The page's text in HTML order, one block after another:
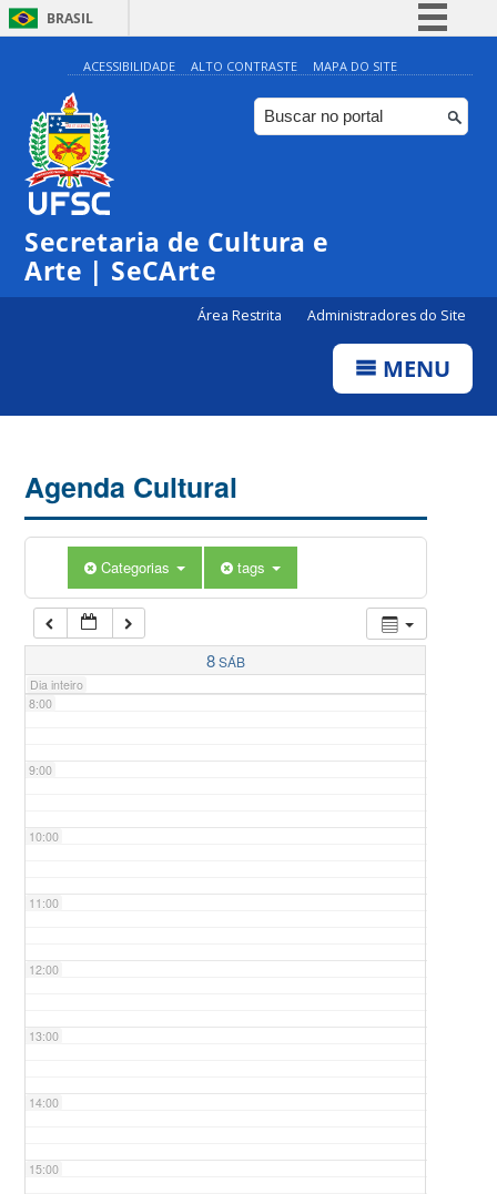
BRASIL
Simplifique!
Comunica BR
Participe
ACESSIBILIDADE ALTO CONTRASTE MAPA DO SITE
Secretaria de Cultura e
Arte | SeCArte
Área Restrita Administradores do Site
MENU
Agenda Cultural
Categorias tags
8SÁB
Dia inteiro
0:00
1:00
5:00
7:00
8:00
9:00
10:00
11:00
12:00
13:00
14:00
15:00